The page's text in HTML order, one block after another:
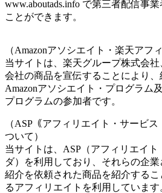
www.aboutads.info で第三者配信事
ことができます。
（Amazonアソシエイト・楽天アフ
当サイトは、楽天グループ株式会
会社の商品を宣伝することにより
Amazonアソシエイト・プログラム
プログラムの参加者です。
（ASP｟アフィリエイト・サービ
ついて）
当サイトは、ASP（アフィリエイト
ダ）を利用しており、それらの企
紹介を依頼された商品を紹介する
るアフィリエイトを利用しています